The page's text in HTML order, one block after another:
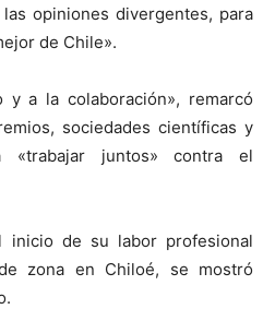
opiniones divergentes, para
de Chile».
y a la colaboración», remarcó
sociedades científicas y
juntos» contra el
inicio de su labor profesional
zona en Chiloé, se mostró